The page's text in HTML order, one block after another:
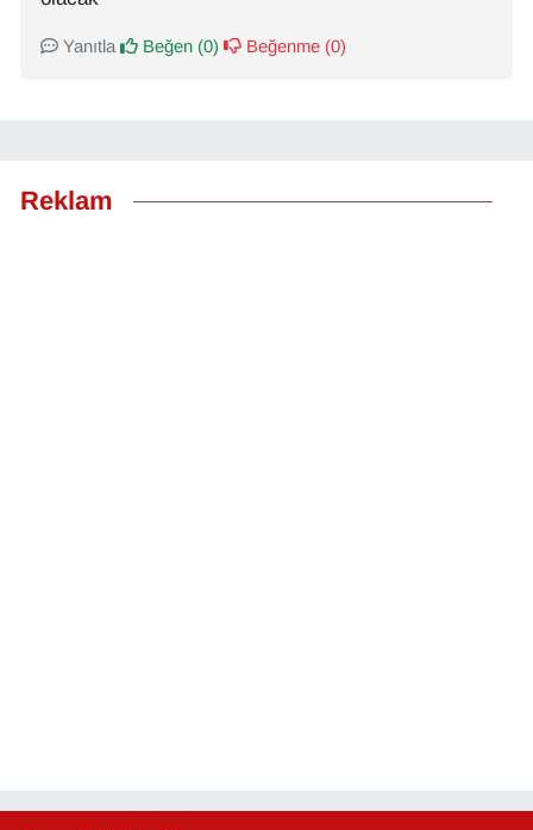
Yanıtla Beğen (0) Beğenme (0)
Reklam